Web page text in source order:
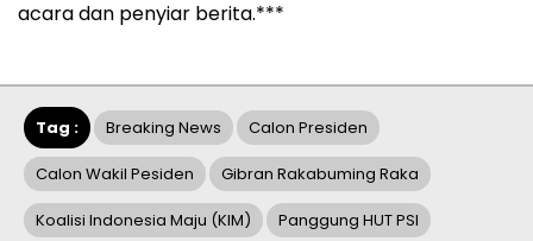
acara dan penyiar berita.***
Tag : Breaking News Calon Presiden
Calon Wakil Pesiden Gibran Rakabuming Raka
Koalisi Indonesia Maju (KIM) Panggung HUT PSI